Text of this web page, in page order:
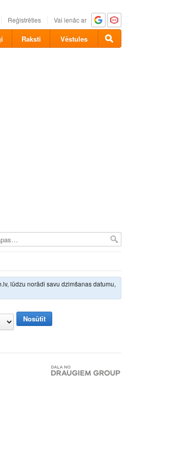
Reģistrēties Vai ienāc ar
Raksti Vēstules
lūdzu norādi savu dzimšanas datumu,
Nosūtīt